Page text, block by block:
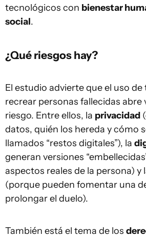
tecnológicos con bienestar
social.
¿Qué riesgos hay?
El estudio advierte que el uso
recrear personas fallecidas abre
riesgo. Entre ellos, la privacidad
datos, quién los hereda y cómo
llamados “restos digitales”), la
generan versiones
aspectos reales de la persona) y
(porque pueden fomentar una
prolongar el duelo).
También está el tema de los